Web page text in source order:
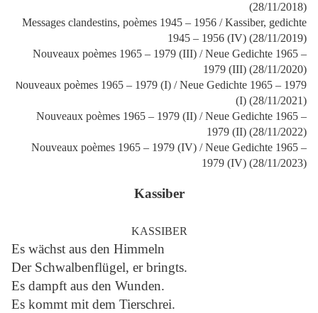
(28/11/2018)
Messages clandestins, poèmes 1945 – 1956 / Kassiber, gedichte
1945 – 1956 (IV) (28/11/2019)
Nouveaux poèmes 1965 – 1979 (III) / Neue Gedichte 1965 –
1979 (III) (28/11/2020)
Nouveaux poèmes 1965 – 1979 (I) / Neue Gedichte 1965 – 1979
(I) (28/11/2021)
Nouveaux poèmes 1965 – 1979 (II) / Neue Gedichte 1965 –
1979 (II) (28/11/2022)
Nouveaux poèmes 1965 – 1979 (IV) / Neue Gedichte 1965 –
1979 (IV) (28/11/2023)
Kassiber
KASSIBER
Es wächst aus den Himmeln
Der Schwalbenflügel, er bringts.
Es dampft aus den Wunden.
Es kommt mit dem Tierschrei.